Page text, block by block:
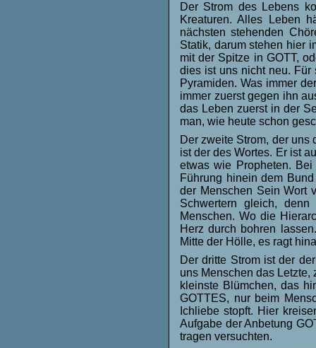
Der Strom des Lebens
Kreaturen. Alles Leben
nächsten stehenden
Statik, darum stehen hier
mit der Spitze in GOTT,
dies ist uns nicht neu.
Pyramiden. Was immer
immer zuerst gegen ihn
das Leben zuerst in der
man, wie heute schon
Der zweite Strom, der
ist der des Wortes. Er ist
etwas wie Propheten.
Führung hinein dem
der Menschen Sein Wort
Schwertern gleich,
Menschen. Wo die
Herz durch bohren
Mitte der Hölle, es ragt
Der dritte Strom ist der
uns Menschen das
kleinste Blümchen, das
GOTTES, nur beim
Ichliebe stopft. Hier
Aufgabe der Anbetung
tragen versuchten.